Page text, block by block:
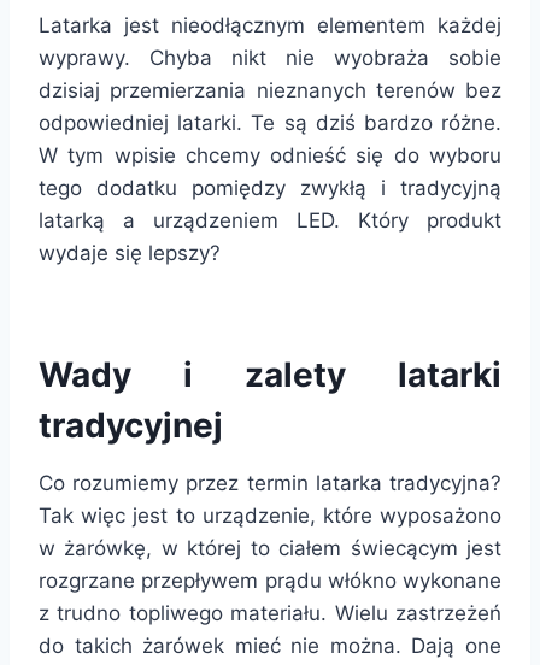
Latarka jest nieodłącznym elementem każdej
wyprawy. Chyba nikt nie wyobraża sobie
dzisiaj przemierzania nieznanych terenów bez
odpowiedniej latarki. Te są dziś bardzo różne.
W tym wpisie chcemy odnieść się do wyboru
tego dodatku pomiędzy zwykłą i tradycyjną
latarką a urządzeniem LED. Który produkt
wydaje się lepszy?
Wady i zalety latarki
tradycyjnej
Co rozumiemy przez termin latarka tradycyjna?
Tak więc jest to urządzenie, które wyposażono
w żarówkę, w której to ciałem świecącym jest
rozgrzane przepływem prądu włókno wykonane
z trudno topliwego materiału. Wielu zastrzeżeń
do takich żarówek mieć nie można. Dają one